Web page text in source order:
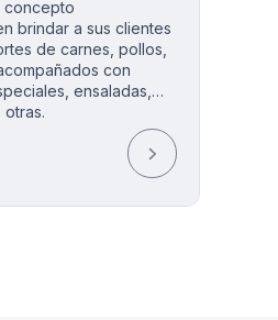
concepto
brindar a sus clientes
de carnes, pollos,
con
ensaladas,